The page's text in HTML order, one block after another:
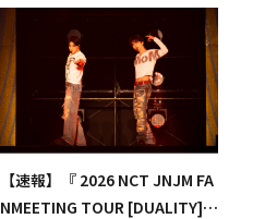
【速報】『 2026 NCT JNJM FA
NMEETING TOUR [DUALITY] #